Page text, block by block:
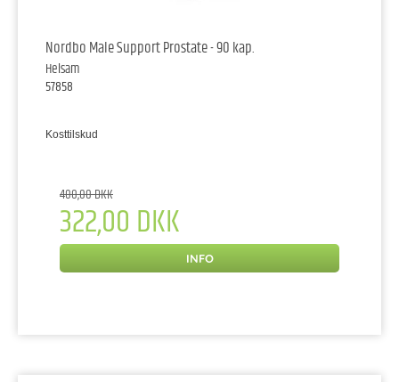
Nordbo Male Support Prostate - 90 kap.
Helsam
57858
Kosttilskud
400,00 DKK
322,00 DKK
INFO